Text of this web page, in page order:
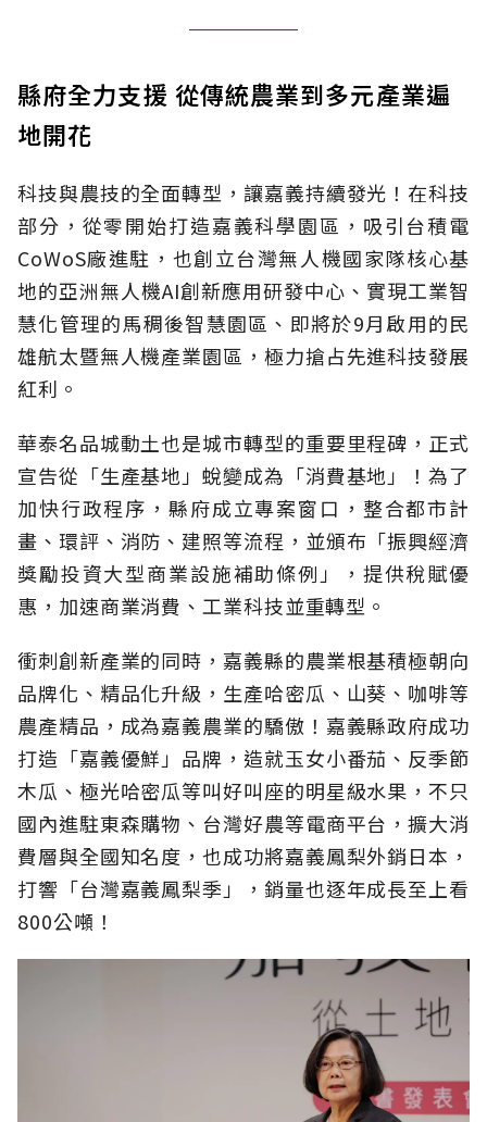
縣府全力支援 從傳統農業到多元產業遍
地開花
科技與農技的全面轉型，讓嘉義持續發光！在科技
部分，從零開始打造嘉義科學園區，吸引台積電
CoWoS廠進駐，也創立台灣無人機國家隊核心基
地的亞洲無人機AI創新應用研發中心、實現工業智
慧化管理的馬稠後智慧園區、即將於9月啟用的民
雄航太暨無人機產業園區，極力搶占先進科技發展
紅利。
華泰名品城動土也是城市轉型的重要里程碑，正式
宣告從「生產基地」蛻變成為「消費基地」！為了
加快行政程序，縣府成立專案窗口，整合都市計
畫、環評、消防、建照等流程，並頒布「振興經濟
獎勵投資大型商業設施補助條例」，提供稅賦優
惠，加速商業消費、工業科技並重轉型。
衝刺創新產業的同時，嘉義縣的農業根基積極朝向
品牌化、精品化升級，生產哈密瓜、山葵、咖啡等
農產精品，成為嘉義農業的驕傲！嘉義縣政府成功
打造「嘉義優鮮」品牌，造就玉女小番茄、反季節
木瓜、極光哈密瓜等叫好叫座的明星級水果，不只
國內進駐東森購物、台灣好農等電商平台，擴大消
費層與全國知名度，也成功將嘉義鳳梨外銷日本，
打響「台灣嘉義鳳梨季」，銷量也逐年成長至上看
800公噸！